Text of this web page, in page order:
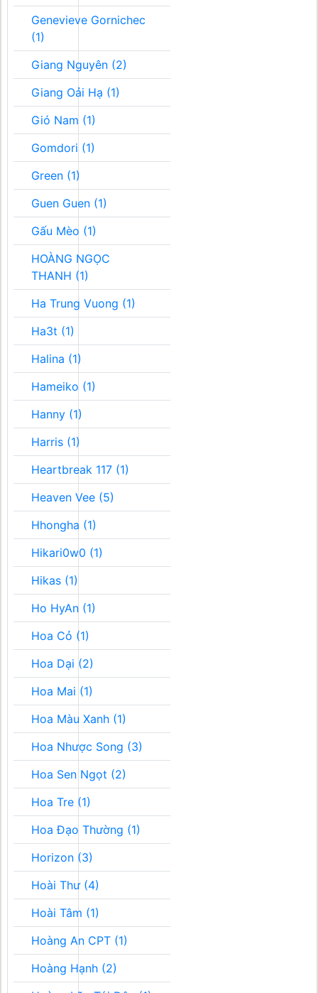
Genevieve Gornichec
(1)
Giang Nguyên (2)
Giang Oải Hạ (1)
Gió Nam (1)
Gomdori (1)
Green (1)
Guen Guen (1)
Gấu Mèo (1)
HOÀNG NGỌC
THANH (1)
Ha Trung Vuong (1)
Ha3t (1)
Halina (1)
Hameiko (1)
Hanny (1)
Harris (1)
Heartbreak 117 (1)
Heaven Vee (5)
Hhongha (1)
Hikari0w0 (1)
Hikas (1)
Ho HyAn (1)
Hoa Cỏ (1)
Hoa Dại (2)
Hoa Mai (1)
Hoa Màu Xanh (1)
Hoa Nhược Song (3)
Hoa Sen Ngọt (2)
Hoa Tre (1)
Hoa Đạo Thường (1)
Horizon (3)
Hoài Thư (4)
Hoài Tâm (1)
Hoàng An CPT (1)
Hoàng Hạnh (2)